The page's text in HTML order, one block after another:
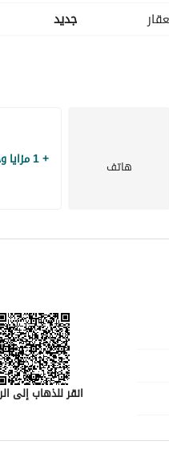
من بين الخيارات
جديد
هاتف + 1 مزايا وخدمات
انقر للذهاب إلى